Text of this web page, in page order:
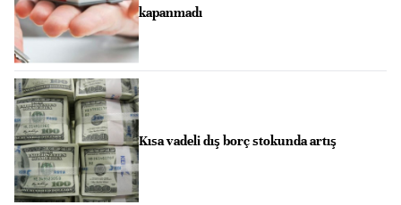
kapanmadı
Kısa vadeli dış borç stokunda artış